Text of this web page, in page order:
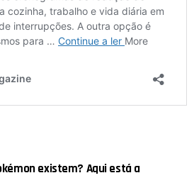
existem? Aqui está a